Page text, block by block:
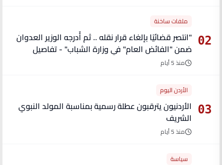
02
ملفات ساخنة
"انتصر قضائيًا بإلغاء قرار نقله .. ثم أُدرجه الوزير العدوان
ضمن "الفائض العام" في وزارة الشباب" - تفاصيل
منذ 5 أيام
03
الأردن اليوم
الأردنيون يترقبون عطلة رسمية بمناسبة المولد النبوي
الشريف
منذ 5 أيام
سياسة